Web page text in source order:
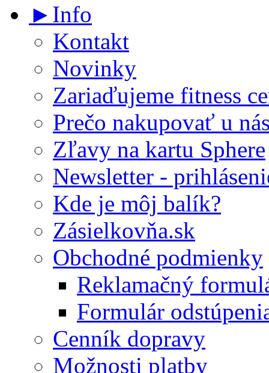
►Info
Kontakt
Novinky
Zariaďujeme fitness
Prečo nakupovať u
Zľavy na kartu Sphere
Newsletter -
Kde je môj balík?
Zásielkovňa.sk
Obchodné podmienky
Reklamačný
Formulár
Cenník dopravy
Možnosti platby